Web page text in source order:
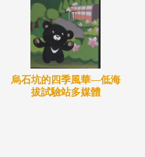
烏石坑的四季風華—低海
拔試驗站多媒體